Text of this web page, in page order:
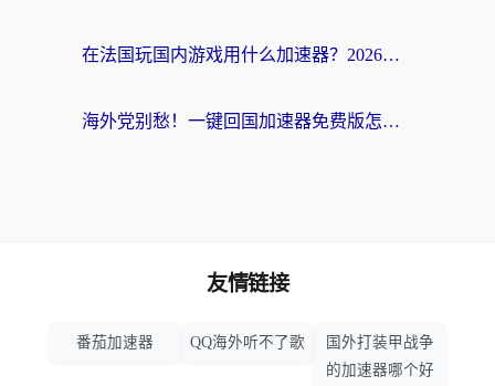
在法国玩国内游戏用什么加速器？2026实测解决延迟卡顿的实用指南
海外党别愁！一键回国加速器免费版怎么选？从踩坑到流畅访问的全攻略
友情链接
番茄加速器 QQ海外听不了歌
国外打装甲战争
的加速器哪个好